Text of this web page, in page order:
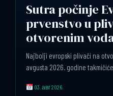
Sutra počinje
prvenstvo u
otvorenim
Najbolji evropski plivači na
avgusta 2026. godine
03. авг 2026.